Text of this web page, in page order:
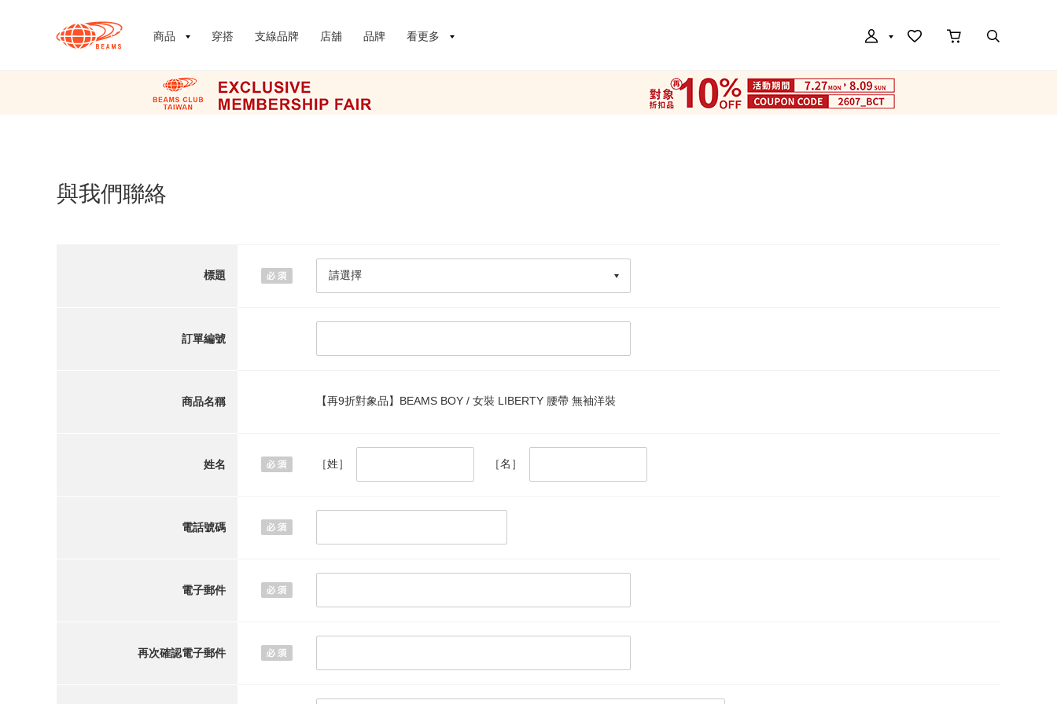
商品 穿搭 支線品牌 店舖 品牌 看更多
與我們聯絡
標題
訂單編號
商品名稱 【再9折對象品】BEAMS BOY / 女裝 LIBERTY 腰帶 無袖洋裝
姓名 ［姓］ ［名］
電話號碼
電子郵件
再次確認電子郵件